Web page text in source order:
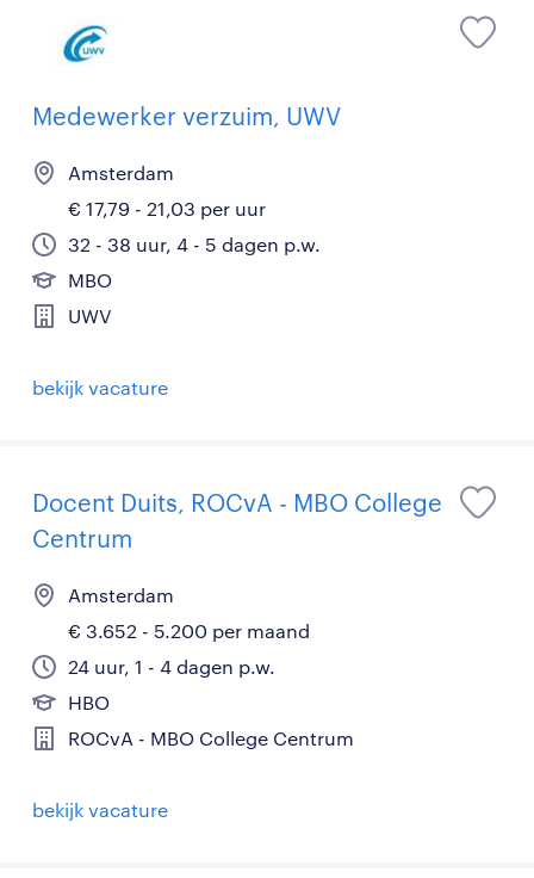
Medewerker verzuim, UWV
Amsterdam
€ 17,79 - 21,03 per uur
32 - 38 uur, 4 - 5 dagen p.w.
MBO
UWV
bekijk vacature
Docent Duits, ROCvA - MBO College
Centrum
Amsterdam
€ 3.652 - 5.200 per maand
24 uur, 1 - 4 dagen p.w.
HBO
ROCvA - MBO College Centrum
bekijk vacature